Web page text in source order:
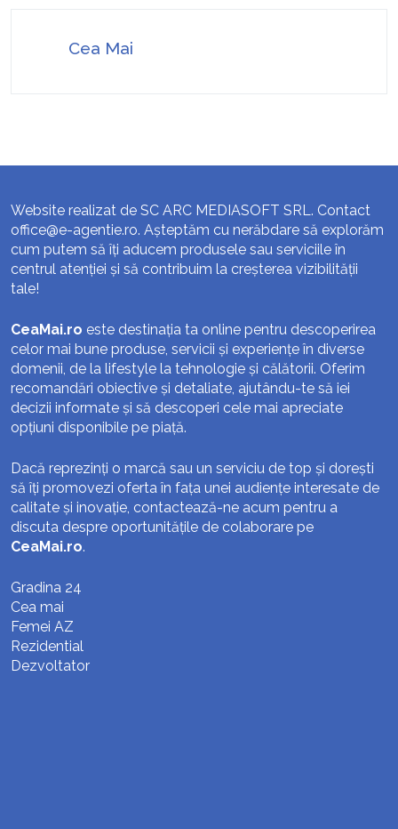
Cea Mai
Website realizat de SC ARC MEDIASOFT SRL. Contact
office@e-agentie.ro. Așteptăm cu nerăbdare să explorăm
cum putem să îți aducem produsele sau serviciile în
centrul atenției și să contribuim la creșterea vizibilității
tale!
CeaMai.ro este destinația ta online pentru descoperirea
celor mai bune produse, servicii și experiențe în diverse
domenii, de la lifestyle la tehnologie și călătorii. Oferim
recomandări obiective și detaliate, ajutându-te să iei
decizii informate și să descoperi cele mai apreciate
opțiuni disponibile pe piață.
Dacă reprezinți o marcă sau un serviciu de top și dorești
să îți promovezi oferta în fața unei audiențe interesate de
calitate și inovație, contactează-ne acum pentru a
discuta despre oportunitățile de colaborare pe
CeaMai.ro.
Gradina 24
Cea mai
Femei AZ
Rezidential
Dezvoltator